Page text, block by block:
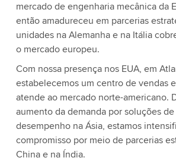
mercado de engenharia mecânica da
então amadureceu em parcerias
unidades na Alemanha e na Itália
o mercado europeu.
Com nossa presença nos EUA, em
estabelecemos um centro de vendas
atende ao mercado norte-americano.
aumento da demanda por soluções
desempenho na Ásia, estamos
compromisso por meio de parcerias
China e na Índia.